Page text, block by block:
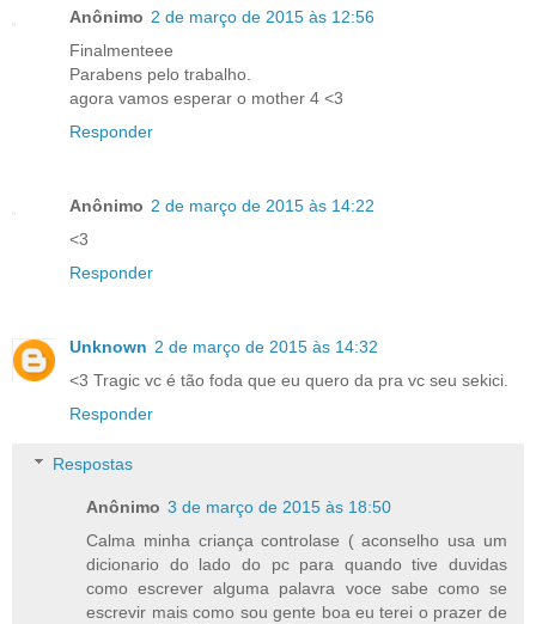
Anônimo 2 de março de 2015 às 12:56
Finalmenteee
Parabens pelo trabalho.
agora vamos esperar o mother 4 <3
Responder
Anônimo 2 de março de 2015 às 14:22
<3
Responder
Unknown 2 de março de 2015 às 14:32
<3 Tragic vc é tão foda que eu quero da pra vc seu sekici.
Responder
Respostas
Anônimo 3 de março de 2015 às 18:50
Calma minha criança controlase ( aconselho usa um
dicionario do lado do pc para quando tive duvidas
como escrever alguma palavra voce sabe como se
escrevir mais como sou gente boa eu terei o prazer de